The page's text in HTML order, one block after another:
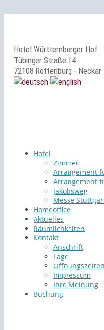
Hotel Württemberger Hof
Tübinger Straße 14
72108 Rottenburg - Neckar
Hotel
Zimmer
Arrangement
Arrangement
Jakobsweg
Messe
Homeoffice
Aktuelles
Räumlichkeiten
Kontakt
Anschrift
Lage
Öffnungszeiten
Impressum
Ihre Meinung
Buchung